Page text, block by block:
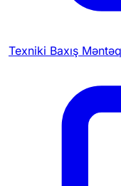
Texniki Baxış